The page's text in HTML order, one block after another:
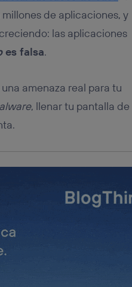
de aplicaciones, y
las aplicaciones
es falsa.
una amenaza real para tu
, llenar tu pantalla de
identificador.
o análisis se
del hogar que
Utiq” en la parte
(“consenthub”)